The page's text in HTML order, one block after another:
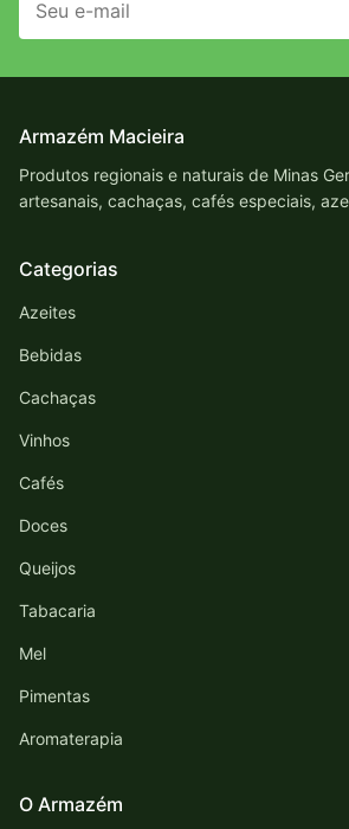
Armazém Macieira
Produtos regionais e naturais de Minas
artesanais, cachaças, cafés especiais,
Categorias
Azeites
Bebidas
Cachaças
Vinhos
Cafés
Doces
Queijos
Tabacaria
Mel
Pimentas
Aromaterapia
O Armazém